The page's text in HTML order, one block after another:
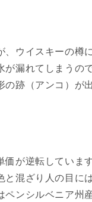
ウイスキーの樽
漏れてしまうの
跡（アンコ）が
が逆転していま
混ざり人の目に
ンシルベニア州産